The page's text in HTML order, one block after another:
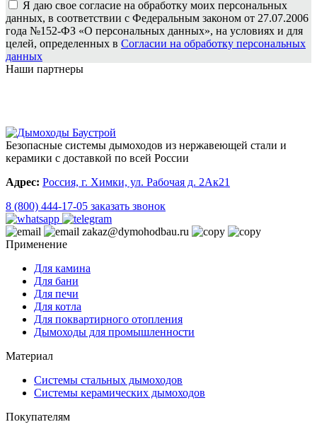
Я даю свое согласие на обработку моих персональных
данных, в соответствии с Федеральным законом от 27.07.2006
года №152-ФЗ «О персональных данных», на условиях и для
целей, определенных в Согласии на обработку персональных
данных
Наши партнеры
Безопасные системы дымоходов из нержавеющей стали и
керамики с доставкой по всей России
Адрес: Россия, г. Химки, ул. Рабочая д. 2Ак21
8 (800) 444-17-05 заказать звонок
zakaz@dymohodbau.ru
Применение
Для камина
Для бани
Для печи
Для котла
Для поквартирного отопления
Дымоходы для промышленности
Материал
Системы стальных дымоходов
Системы керамических дымоходов
Покупателям